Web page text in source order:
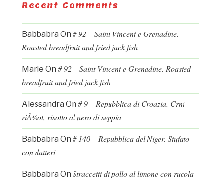
Recent Comments
Babbabra On # 92 – Saint Vincent e Grenadine.
Roasted breadfruit and fried jack fish
Marie On # 92 – Saint Vincent e Grenadine. Roasted
breadfruit and fried jack fish
Alessandra On # 9 – Repubblica di Croazia. Crni
riÅ¾ot, risotto al nero di seppia
Babbabra On # 140 – Repubblica del Niger. Stufato
con datteri
Babbabra On Straccetti di pollo al limone con rucola